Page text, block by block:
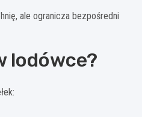
ale ogranicza bezpośredni
lodówce?